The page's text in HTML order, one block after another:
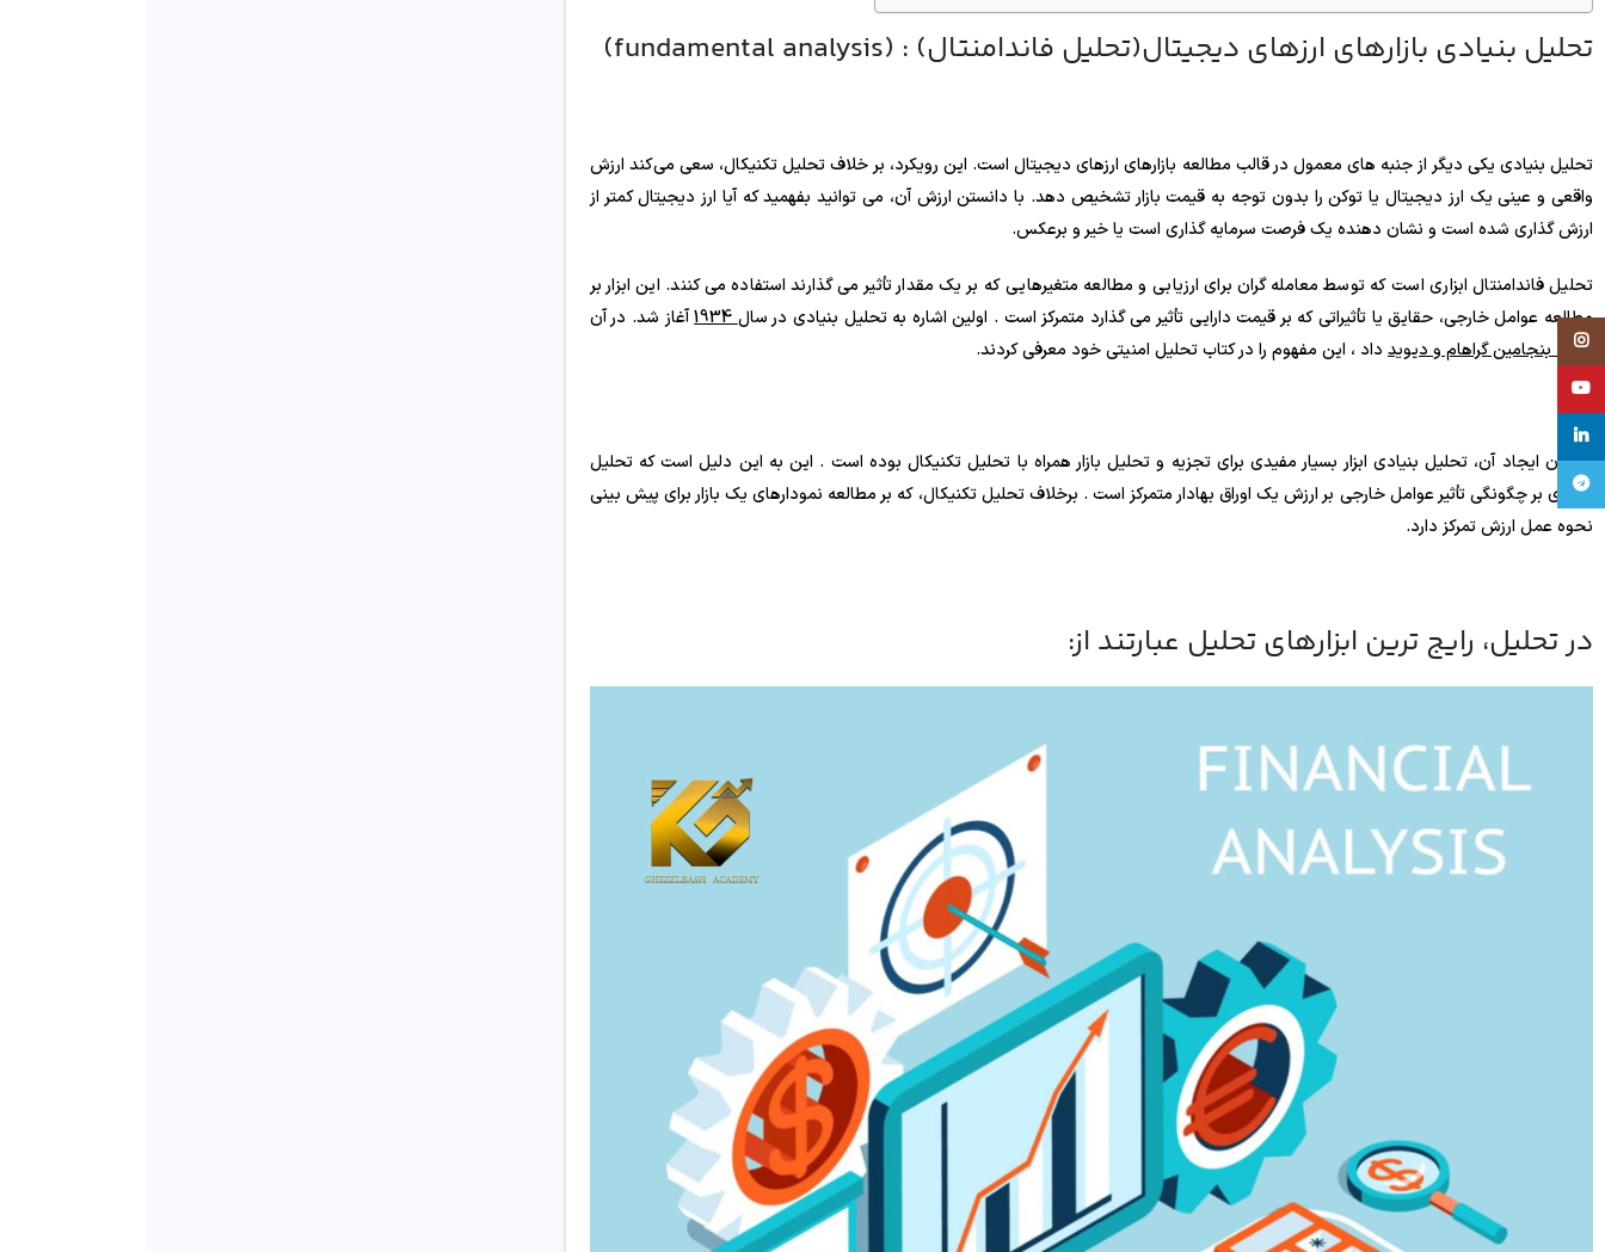
تحلیل بنیادی بازارهای ارزهای دیجیتال(تحلیل فاندامنتال) : (fundamental analysis)
تحلیل بنیادی یکی دیگر از جنبه های معمول در قالب مطالعه بازارهای ارزهای دیجیتال است. این رویکرد، بر خلاف تحلیل تکنیکال، سعی می‌کند ارزش
واقعی و عینی یک ارز دیجیتال یا توکن را بدون توجه به قیمت بازار تشخیص دهد. با دانستن ارزش آن، می توانید بفهمید که آیا ارز دیجیتال کمتر از
ارزش گذاری شده است و نشان دهنده یک فرصت سرمایه گذاری است یا خیر و برعکس.
تحلیل فاندامنتال ابزاری است که توسط معامله گران برای ارزیابی و مطالعه متغیرهایی که بر یک مقدار تأثیر می گذارند استفاده می کنند. این ابزار بر
مطالعه عوامل خارجی، حقایق یا تأثیراتی که بر قیمت دارایی تأثیر می گذارد متمرکز است . اولین اشاره به تحلیل بنیادی در سال1934
آغاز شد. در آن
زمان
، بنجامین گراهام و دیوید داد ، این مفهوم را در کتاب تحلیل امنیتی خود معرفی کردند.
از زمان ایجاد آن، تحلیل بنیادی ابزار بسیار مفیدی برای تجزیه و تحلیل بازار همراه با تحلیل تکنیکال بوده است . این به این دلیل است که تحلیل
بنیادی بر چگونگی تأثیر عوامل خارجی بر ارزش یک اوراق بهادار متمرکز است . برخلاف تحلیل تکنیکال، که بر مطالعه نمودارهای یک بازار برای پیش بینی
نحوه عمل ارزش تمرکز دارد.
در تحلیل، رایج ترین ابزارهای تحلیل عبارتند از:
Instagram
تلگرام